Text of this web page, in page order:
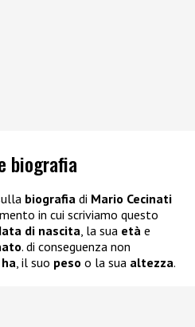
biografia
biografia di Mario Cecinati
in cui scriviamo questo
di nascita , la sua età e
. di conseguenza non
, il suo peso o la sua altezza.